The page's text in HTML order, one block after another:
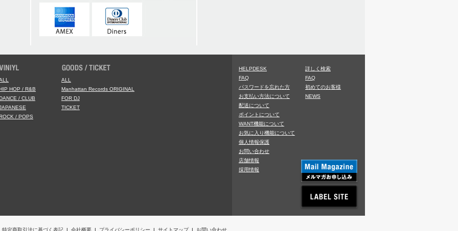
HOP / R&B
/ CLUB
/ POPS
ALL
Manhattan Records ORIGINAL
FOR DJ
TICKET
HELPDESK
FAQ
パスワードを忘れた方
お支払い方法について
配送について
ポイントについて
WANT機能について
お気に入り機能について
個人情報保護
お問い合わせ
店舗情報
採用情報
詳しく検索
FAQ
初めてのお客様
NEWS